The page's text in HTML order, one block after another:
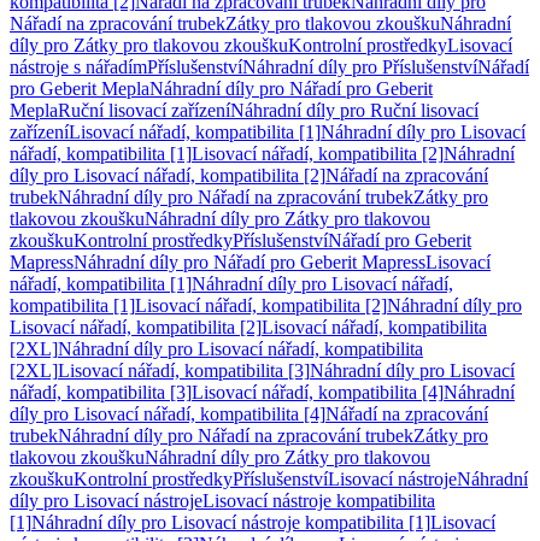
Nářadí na zpracování trubekZátky pro tlakovou zkouškuNáhradní
díly pro Zátky pro tlakovou zkouškuKontrolní prostředkyLisovací
nástroje s nářadímPříslušenstvíNáhradní díly pro PříslušenstvíNářadí
pro Geberit MeplaNáhradní díly pro Nářadí pro Geberit
MeplaRuční lisovací zařízeníNáhradní díly pro Ruční lisovací
zařízeníLisovací nářadí, kompatibilita [1]Náhradní díly pro Lisovací
nářadí, kompatibilita [1]Lisovací nářadí, kompatibilita [2]Náhradní
díly pro Lisovací nářadí, kompatibilita [2]Nářadí na zpracování
trubekNáhradní díly pro Nářadí na zpracování trubekZátky pro
tlakovou zkouškuNáhradní díly pro Zátky pro tlakovou
zkouškuKontrolní prostředkyPříslušenstvíNářadí pro Geberit
MapressNáhradní díly pro Nářadí pro Geberit MapressLisovací
nářadí, kompatibilita [1]Náhradní díly pro Lisovací nářadí,
kompatibilita [1]Lisovací nářadí, kompatibilita [2]Náhradní díly pro
Lisovací nářadí, kompatibilita [2]Lisovací nářadí, kompatibilita
[2XL]Náhradní díly pro Lisovací nářadí, kompatibilita
[2XL]Lisovací nářadí, kompatibilita [3]Náhradní díly pro Lisovací
nářadí, kompatibilita [3]Lisovací nářadí, kompatibilita [4]Náhradní
díly pro Lisovací nářadí, kompatibilita [4]Nářadí na zpracování
trubekNáhradní díly pro Nářadí na zpracování trubekZátky pro
tlakovou zkouškuNáhradní díly pro Zátky pro tlakovou
zkouškuKontrolní prostředkyPříslušenstvíLisovací nástrojeNáhradní
díly pro Lisovací nástrojeLisovací nástroje kompatibilita
[1]Náhradní díly pro Lisovací nástroje kompatibilita [1]Lisovací